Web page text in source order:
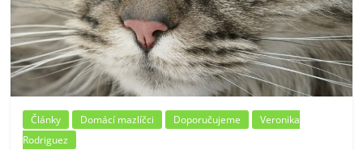
Články Domácí mazlíčci Doporučujeme
Veronika
Rodriguez